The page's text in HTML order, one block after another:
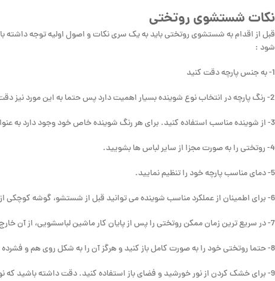
نکات شستشوی روتختی
قبل از اقدام به شستشوی روتختی باید به یک سری نکات و اصول اولیه توجه
شود :
1- به جنس پارچه دقت کنید
2- رنگ پارچه در انتخاب نوع شوینده بسیار اهمیت دارد پس حتما به این مورد نیز دقت داشته باشید.
3- از شوینده مناسب استفاده کنید. برای هر رنگ شوینده خاص خود وجود دارد به عنوان مثال، شوینده های مناسب پارچه های رنگی، مشکی و سفید در بازار موجود هستند.
4- روتختی را به صورت مجزا از سایر لباس ها بشویید.
5- دمای مناسب پارچه خود را تنظیم نمایید.
6- برای اطمینان از عملکرد مناسب شوینده می توانید قبل از شستشو، گوشه کوچکی از پارچه را با آن بشویید تا اطمینان حاصل کنید که شوینده شما اثر بدی روی پارچه نخواهد گذاشت.
7- در سریع ترین زمان ممکن روتختی را پس از پایان کار ماشین لباسشویی، از آن خارج نمایید.
8- حتما روتختی خود را به صورت کامل باز کنید و هرگز آن را به شکل روی هم و فشرده خشک ننمایید.
9- برای خشک کردن از نور خورشید و فضای باز استفاده کنید. دقت داشته باشید که نور شدید خورشید می تواند رنگ پارچه شما را تغییر دهد.